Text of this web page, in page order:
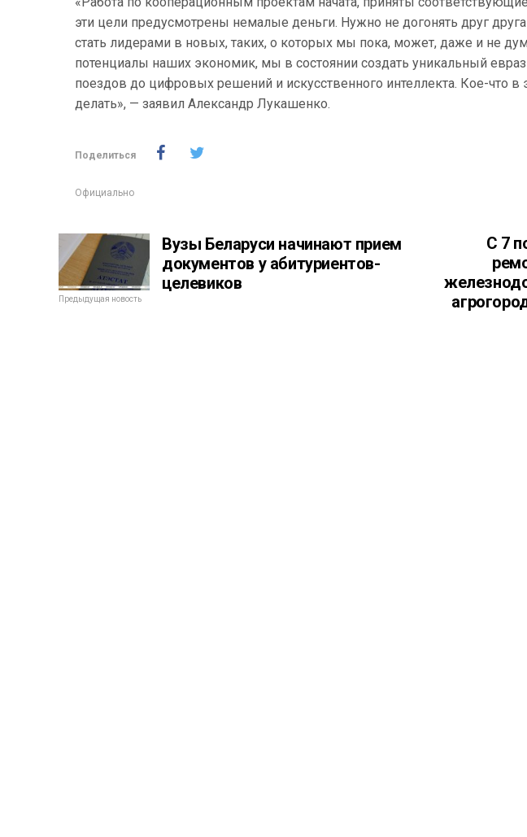
эти цели предусмотрены немалые деньги. Нужно не догонять друг
стать лидерами в новых, таких, о которых мы пока, может, даже и не
потенциалы наших экономик, мы в состоянии создать уникальный
поездов до цифровых решений и искусственного интеллекта. Кое-что в
делать», — заявил Александр Лукашенко.
Поделиться
Официально
Вузы Беларуси начинают прием
документов у абитуриентов-
целевиков
Предыдущая новость
С 7